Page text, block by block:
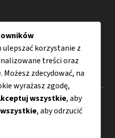
korzystanie z
treści oraz
zdecydować, na
wyrażasz zgodę,
wszystkie, aby
, aby odrzucić